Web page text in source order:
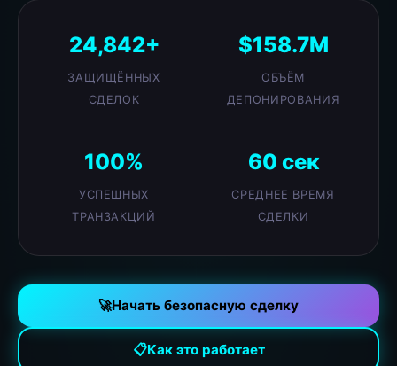
24,842+
ЗАЩИЩЁННЫХ
СДЕЛОК
$158.7M
ОБЪЁМ
ДЕПОНИРОВАНИЯ
100%
УСПЕШНЫХ
ТРАНЗАКЦИЙ
60 сек
СРЕДНЕЕ ВРЕМЯ
СДЕЛКИ
🚀Начать безопасную сделку
📋Как это работает